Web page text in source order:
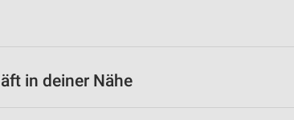
in deiner Nähe